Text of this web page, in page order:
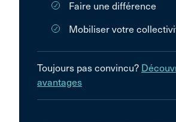
Faire une différence
Mobiliser votre
Toujours pas convincu?
avantages